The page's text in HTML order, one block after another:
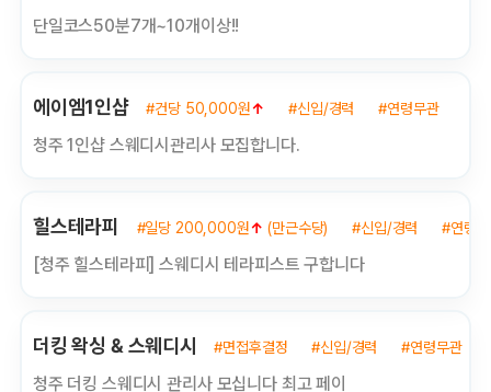
단일코스50분7개~10개이상!!
에이엠1인샵 #건당 50,000원↑ #신입/경력 #연령무관
청주 1인샵 스웨디시관리사 모집합니다.
힐스테라피 #일당 200,000원↑ (만근수당) #신입/경력 #연령
[청주 힐스테라피] 스웨디시 테라피스트 구합니다
더킹 왁싱 & 스웨디시 #면접후결정 #신입/경력 #연령무관
청주 더킹 스웨디시 관리사 모십니다 최고 페이